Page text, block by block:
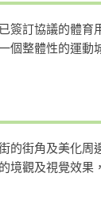
簽訂協議的體育
個整體性的運動
的街角及美化周
境觀及視覺效果